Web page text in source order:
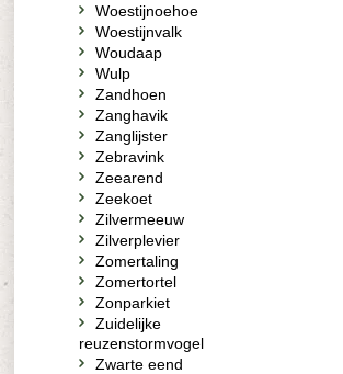
Woestijnoehoe
Woestijnvalk
Woudaap
Wulp
Zandhoen
Zanghavik
Zanglijster
Zebravink
Zeearend
Zeekoet
Zilvermeeuw
Zilverplevier
Zomertaling
Zomertortel
Zonparkiet
Zuidelijke
reuzenstormvogel
Zwarte eend